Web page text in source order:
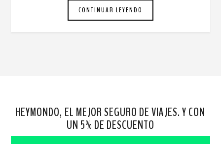
CONTINUAR LEYENDO
HEYMONDO, EL MEJOR SEGURO DE VIAJES. Y CON
UN 5% DE DESCUENTO